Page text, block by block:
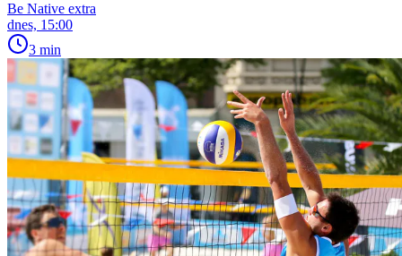
Be Native extra
dnes, 15:00
3 min